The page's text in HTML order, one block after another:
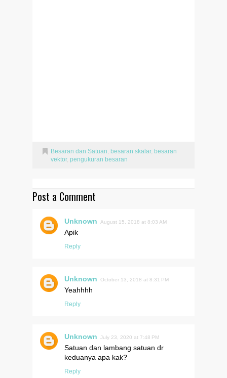
Besaran dan Satuan besaran skalar, besaran
vektor, pengukuran besaran
Post a Comment
Unknown August 15, 2018 at 8:03 AM
Apik
Reply
Unknown October 13, 2018 at 8:31 PM
Yeahhhh
Reply
Unknown July 23, 2020 at 7:48 PM
Satuan dan lambang satuan dr
keduanya apa kak?
Reply